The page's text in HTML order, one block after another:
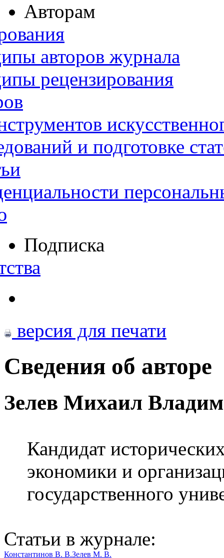
Авторам
авторов журнала
рецензирования
и подготовке
Подписка
версия для печати
Сведения об авторе
Зелев Михаил
Кандидат
экономики и
государственного
Статьи в журнале:
Константинов В. В.Зелев М. В.